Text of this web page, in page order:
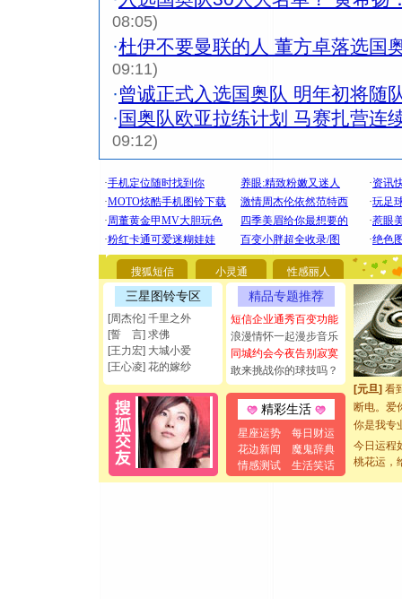
08:05)
·杜伊不要曼联的人 董方卓落选国
09:11)
·曾诚正式入选国奥队 明年初将随
· 国奥队欧亚拉练计划 马赛扎营连
09:12)
搜狐短信 小灵通 性感丽人
三星图铃专区
[周杰伦] 千里之外
[誓 言] 求佛
[王力宏] 大城小爱
[王心凌] 花的嫁纱
精品专题推荐
短信企业通秀百变功能
浪漫情怀一起漫步音乐
同城约会今夜告别寂寞
敢来挑战你的球技吗？
精彩生活
星座运势
每日财运
花边新闻
魔鬼辞典
情感测试
生活笑话
[圣诞节]
你太多，
要平安
[圣诞节]
能正大光
都要快乐
[圣诞节]
如意,快
[元旦]
看
断电。爱
你是我专
起；二
离。水晶
今日运程
桃花运，